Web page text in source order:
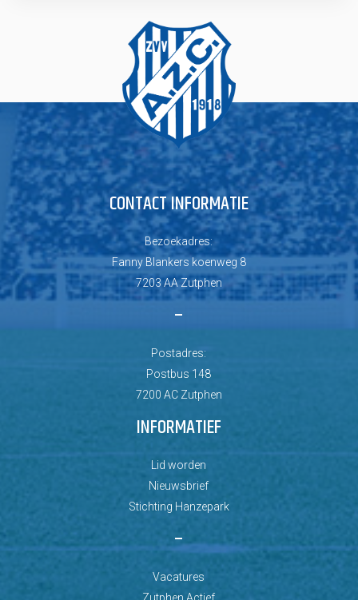
CONTACT INFORMATIE
Bezoekadres:
Fanny Blankers koenweg 8
7203 AA Zutphen
–
Postadres:
Postbus 148
7200 AC Zutphen
INFORMATIEF
Lid worden
Nieuwsbrief
Stichting Hanzepark
–
Vacatures
Zutphen Actief